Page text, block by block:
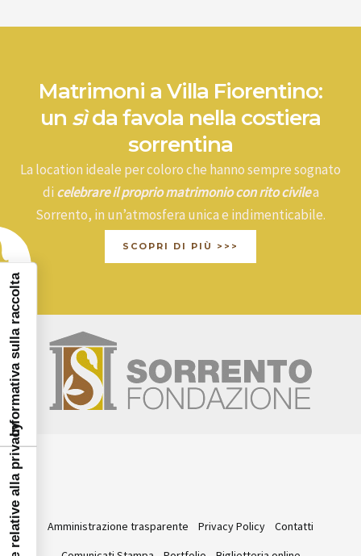
Matrimoni a Villa Fiorentino:
un sìda favola nella costiera
sorrentina
La location ideale per coloro che hanno sempre sognato
di celebrare il proprio matrimonio con rito civilea
Sorrento, in un’atmosfera unica e indimenticabile.
SCOPRI DI PIÙ >>>
Amministrazione trasparente Privacy Policy
Contatti
Informativa sulla raccolta